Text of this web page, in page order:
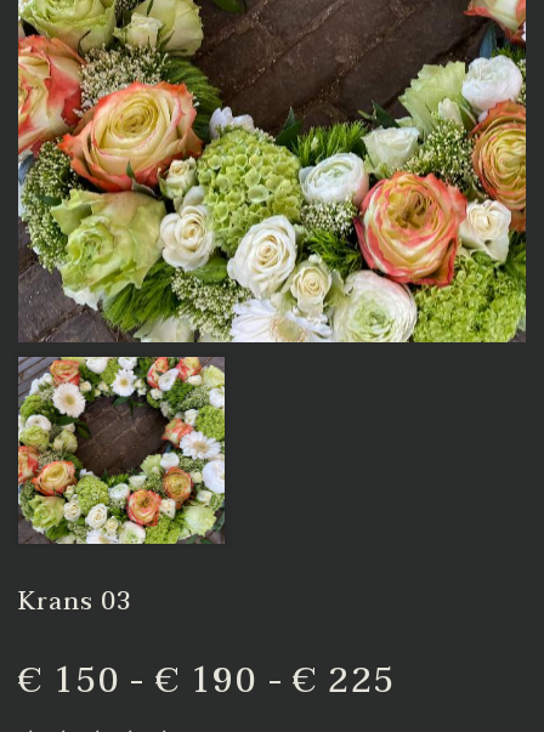
Krans 03
€ 150 - € 190 - € 225